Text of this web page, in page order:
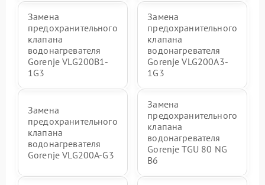
Замена
предохранительного
клапана
водонагревателя
Gorenje VLG200B1-
1G3
Замена
предохранительного
клапана
водонагревателя
Gorenje VLG200A3-
1G3
Замена
предохранительного
клапана
водонагревателя
Gorenje VLG200A-G3
Замена
предохранительного
клапана
водонагревателя
Gorenje TGU 80 NG
B6